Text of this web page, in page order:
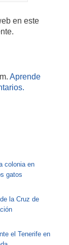
en este
Aprende
colonia en
gatos
la Cruz de
el Tenerife en